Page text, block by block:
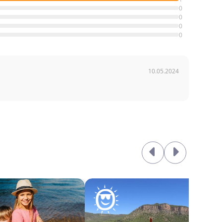
0
0
0
0
10.05.2024